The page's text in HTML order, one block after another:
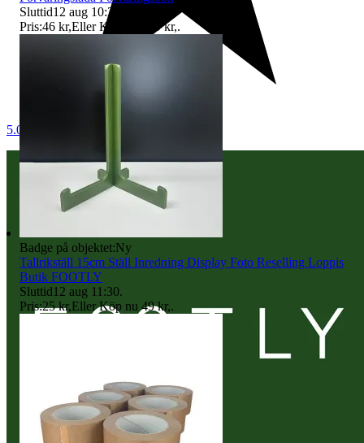
5.0
Sluttid12 aug 10:30
Pris:46 kr,Eller Köp nu 149 kr,.
Badge på objektet:Ny
Tallrikställ 15cm Ställ Inredning Display Foto Reselling Loppis
Butik FOOTLY
Sluttid12 aug 11:30.
Pris:25 kr,Eller Köp nu 49 kr,.